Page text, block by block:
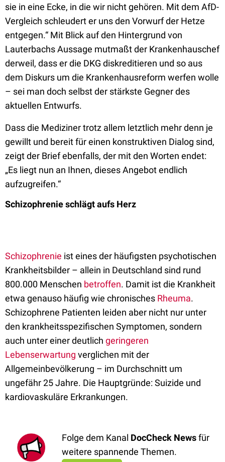
sie in eine Ecke, in die wir nicht gehören. Mit dem AfD-
Vergleich schleudert er uns den Vorwurf der Hetze
entgegen.“ Mit Blick auf den Hintergrund von
Lauterbachs Aussage mutmaßt der Krankenhauschef
derweil, dass er die DKG diskreditieren und so aus
dem Diskurs um die Krankenhausreform werfen wolle
– sei man doch selbst der stärkste Gegner des
aktuellen Entwurfs.
Dass die Mediziner trotz allem letztlich mehr denn je
gewillt und bereit für einen konstruktiven Dialog sind,
zeigt der Brief ebenfalls, der mit den Worten endet:
„Es liegt nun an Ihnen, dieses Angebot endlich
aufzugreifen.“
Schizophrenie schlägt aufs Herz
Schizophrenie ist eines der häufigsten psychotischen
Krankheitsbilder – allein in Deutschland sind rund
800.000 Menschen betroffen. Damit ist die Krankheit
etwa genauso häufig wie chronisches Rheuma.
Schizophrene Patienten leiden aber nicht nur unter
den krankheitsspezifischen Symptomen, sondern
auch unter einer deutlich geringeren
Lebenserwartung verglichen mit der
Allgemeinbevölkerung – im Durchschnitt um
ungefähr 25 Jahre. Die Hauptgründe: Suizide und
kardiovaskuläre Erkrankungen.
Folge dem Kanal DocCheck Newsfür
weitere spannende Themen.